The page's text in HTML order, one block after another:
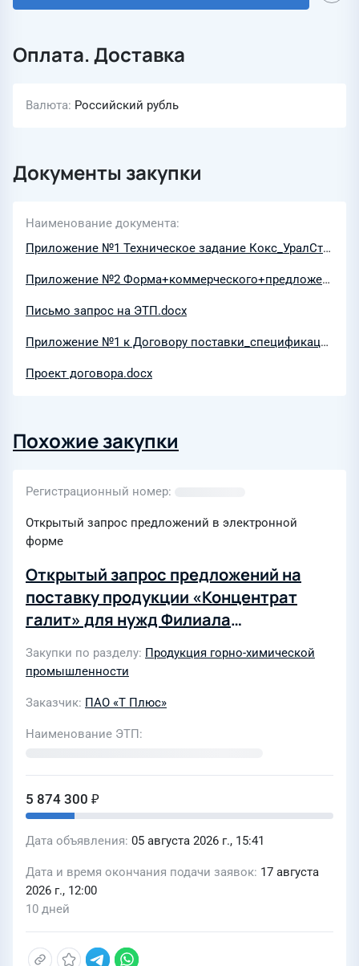
Оплата. Доставка
Валюта Российский рубль
Документы закупки
Наименование документа
Приложение №1 Техническое задание Кокс_УралСталь_Росатом_Изоплит.docx
Приложение №2 Форма+коммерческого+предложения.docx
Письмо запрос на ЭТП.docx
Приложение №1 к Договору поставки_спецификация.xlsx
Проект договора.docx
Похожие закупки
Регистрационный номер
Открытый запрос предложений в электронной
форме
Открытый запрос предложений на
поставку продукции «Концентрат
галит» для нужд Филиала
(4550803)
Закупки по разделу Продукция горно-химической
промышленности
Заказчик ПАО «Т Плюс»
Наименование ЭТП
5 874 300 ₽
Дата объявления 05 августа 2026 г., 15:41
Дата и время окончания подачи заявок 17 августа
2026 г., 12:00
10 дней